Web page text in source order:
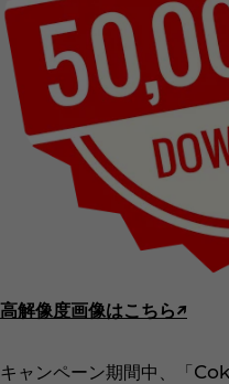
高解像度画像はこちら↗︎
キャンペーン期間中、「